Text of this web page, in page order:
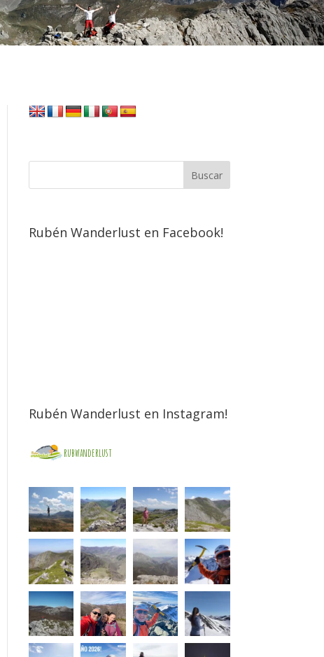
Rubén Wanderlust en Facebook!
Rubén Wanderlust en Instagram!
rubwanderlust